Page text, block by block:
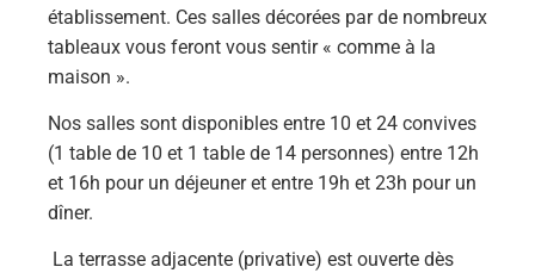
établissement. Ces salles décorées par de nombreux
tableaux vous feront vous sentir « comme à la
maison ».
Nos salles sont disponibles entre 10 et 24 convives
(1 table de 10 et 1 table de 14 personnes) entre 12h
et 16h pour un déjeuner et entre 19h et 23h pour un
dîner.
La terrasse adjacente (privative) est ouverte dès